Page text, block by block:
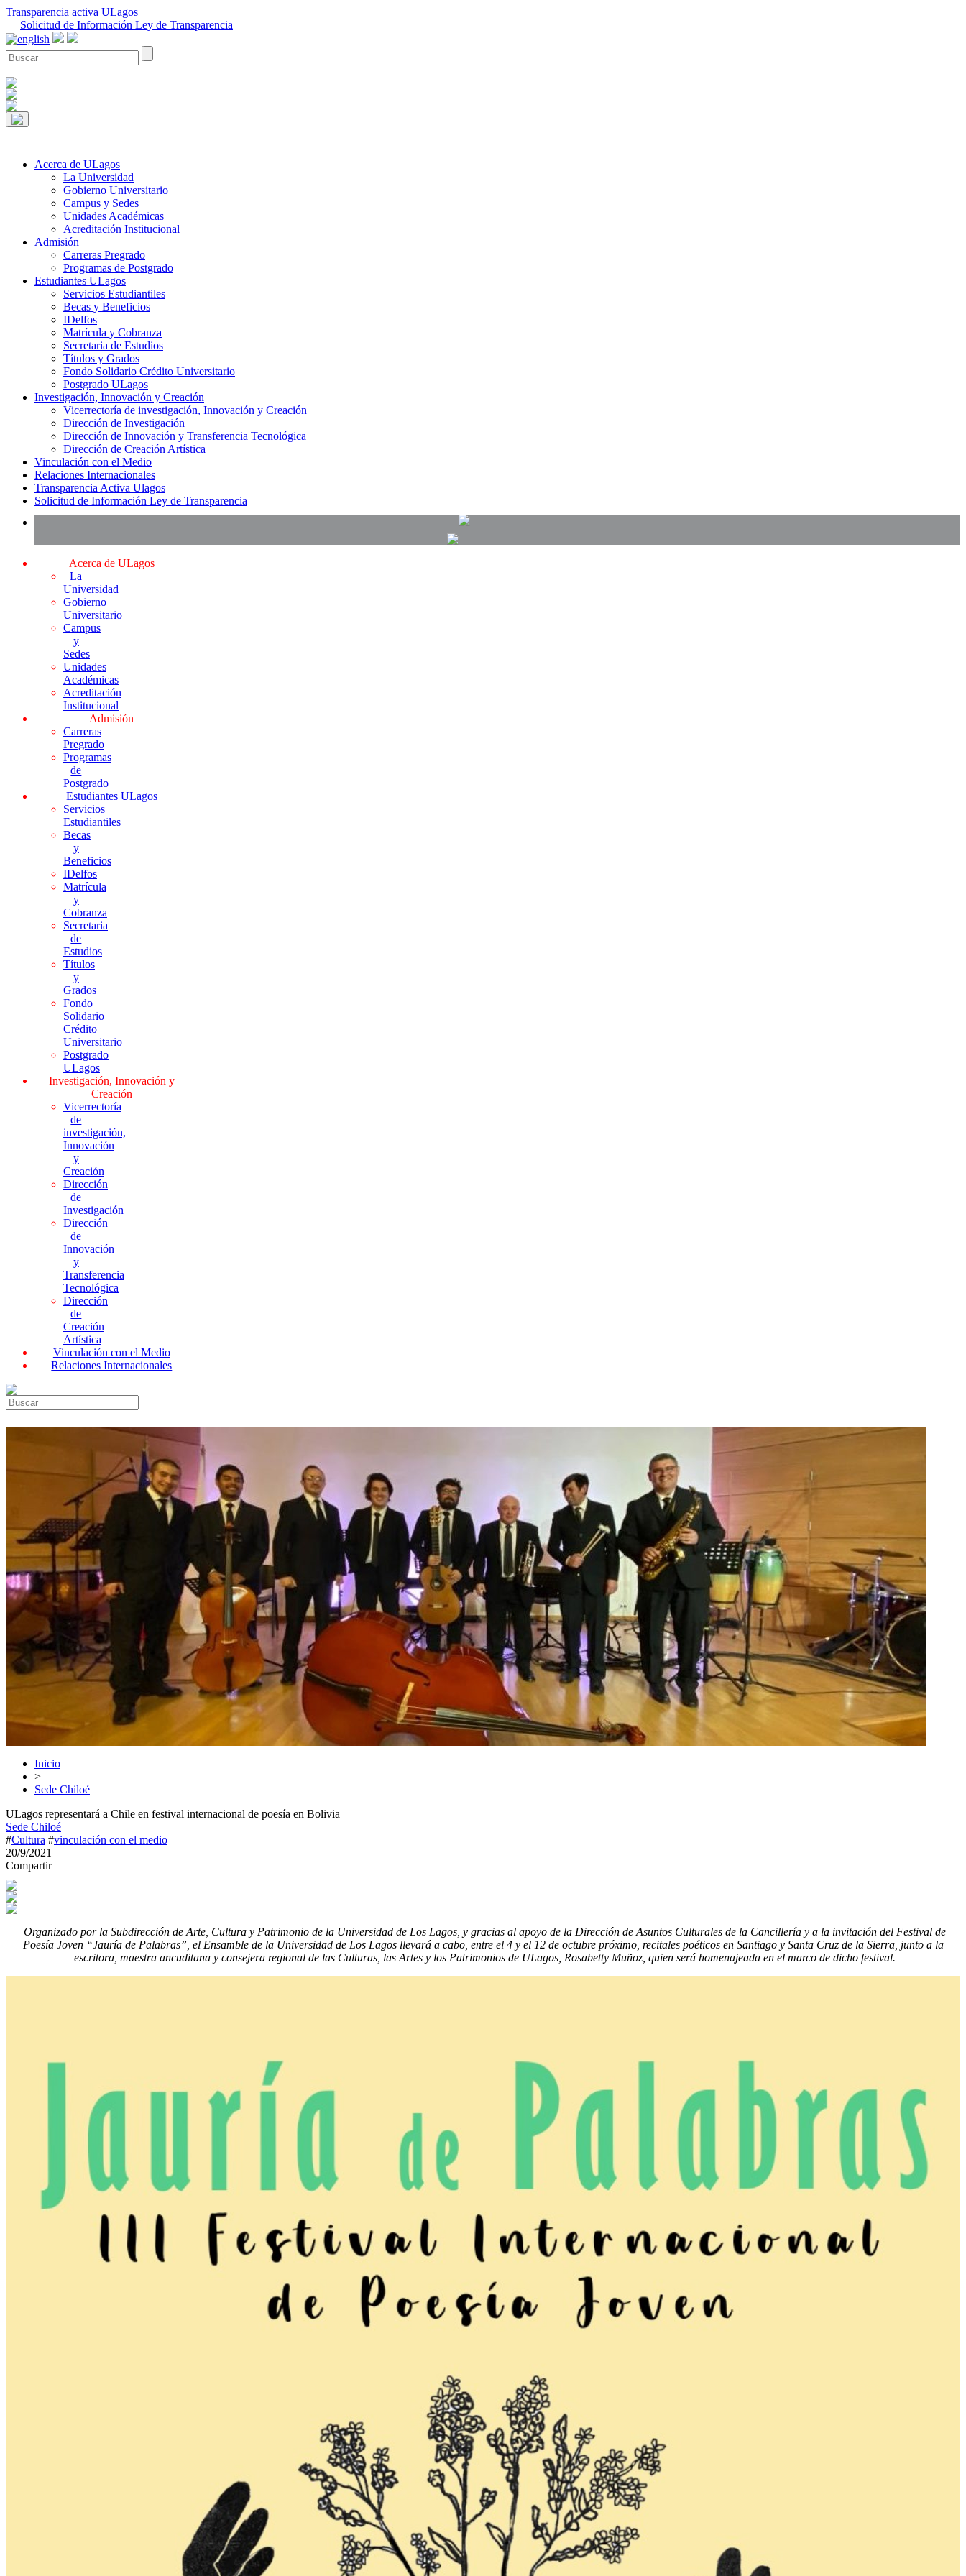
Transparencia activa ULagos
Solicitud de Información Ley de Transparencia
Acerca de ULagos
La Universidad
Gobierno Universitario
Campus y Sedes
Unidades Académicas
Acreditación Institucional
Admisión
Carreras Pregrado
Programas de Postgrado
Estudiantes ULagos
Servicios Estudiantiles
Becas y Beneficios
IDelfos
Matrícula y Cobranza
Secretaria de Estudios
Títulos y Grados
Fondo Solidario Crédito Universitario
Postgrado ULagos
Investigación, Innovación y Creación
Vicerrectoría de investigación, Innovación y Creación
Dirección de Investigación
Dirección de Innovación y Transferencia Tecnológica
Dirección de Creación Artística
Vinculación con el Medio
Relaciones Internacionales
Transparencia Activa Ulagos
Solicitud de Información Ley de Transparencia
Acerca de ULagos
La
Universidad
Gobierno
Universitario
Campus
y
Sedes
Unidades
Académicas
Acreditación
Institucional
Admisión
Carreras
Pregrado
Programas
de
Postgrado
Estudiantes ULagos
Servicios
Estudiantiles
Becas
y
Beneficios
IDelfos
Matrícula
y
Cobranza
Secretaria
de
Estudios
Títulos
y
Grados
Fondo
Solidario
Crédito
Universitario
Postgrado
ULagos
Investigación, Innovación y
Creación
Vicerrectoría
de
investigación,
Innovación
y
Creación
Dirección
de
Investigación
Dirección
de
Innovación
y
Transferencia
Tecnológica
Dirección
de
Creación
Artística
Vinculación con el Medio
Relaciones Internacionales
Inicio
>
Sede Chiloé
ULagos representará a Chile en festival internacional de poesía en Bolivia
Sede Chiloé
#Cultura #vinculación con el medio
20/9/2021
Compartir
Organizado por la Subdirección de Arte, Cultura y Patrimonio de la Universidad de Los Lagos, y gracias al apoyo de la Dirección de Asuntos Culturales de la Cancillería y a la invitación del Festival de
Poesía Joven “Jauría de Palabras”, el Ensamble de la Universidad de Los Lagos llevará a cabo, entre el 4 y el 12 de octubre próximo, recitales poéticos en Santiago y Santa Cruz de la Sierra, junto a la
escritora, maestra ancuditana y consejera regional de las Culturas, las Artes y los Patrimonios de ULagos, Rosabetty Muñoz, quien será homenajeada en el marco de dicho festival.